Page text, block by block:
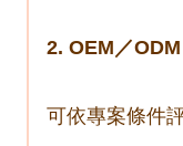
2. OEM／
可依專案條件